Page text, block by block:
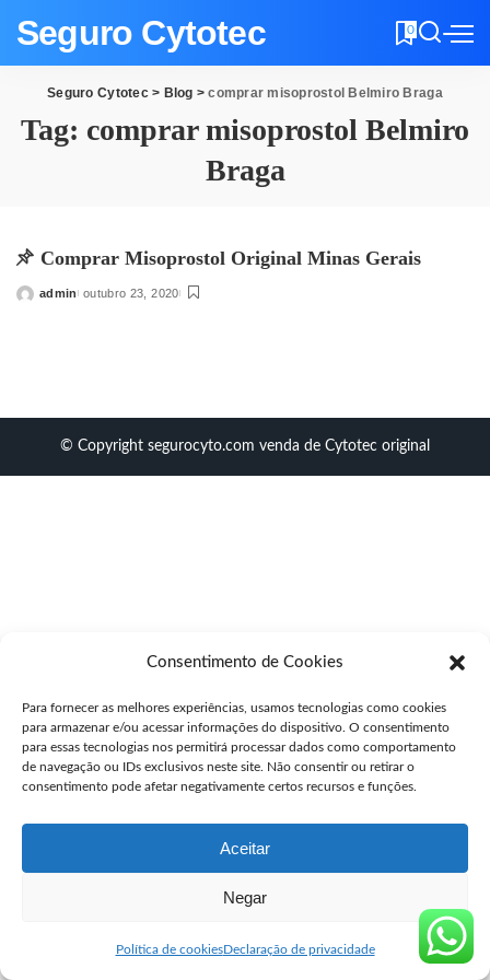
Consentimento de Cookies
Para fornecer as melhores experiências, usamos tecnologias como cookies
para armazenar e/ou acessar informações do dispositivo. O consentimento
para essas tecnologias nos permitirá processar dados como comportamento
de navegação ou IDs exclusivos neste site. Não consentir ou retirar o
consentimento pode afetar negativamente certos recursos e funções.
Aceitar
Negar
Política de cookiesDeclaração de privacidade
Seguro Cytotec 0
Seguro Cytotec> Blog >comprar misoprostol Belmiro Braga
Tag: comprar misoprostol Belmiro
Braga
Comprar Misoprostol Original Minas Gerais
Posted
admin outubro 23, 2020
© Copyright segurocyto.com venda de Cytotec original